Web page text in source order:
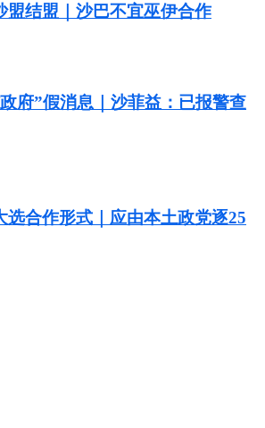
盟结盟｜沙巴不宜巫伊合作
府”假消息｜沙菲益：已报警查
选合作形式｜应由本土政党逐25